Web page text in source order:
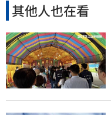
其他人也在看